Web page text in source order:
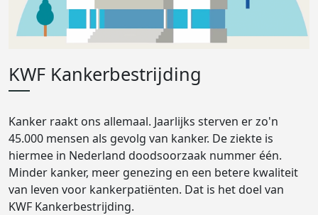
KWF Kankerbestrijding
Kanker raakt ons allemaal. Jaarlijks sterven er zo'n
45.000 mensen als gevolg van kanker. De ziekte is
hiermee in Nederland doodsoorzaak nummer één.
Minder kanker, meer genezing en een betere kwaliteit
van leven voor kankerpatiënten. Dat is het doel van
KWF Kankerbestrijding.